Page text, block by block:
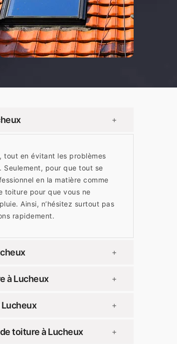
+
tout en évitant les problèmes
Seulement, pour que tout se
en la matière comme
toiture pour que vous ne
Ainsi, n’hésitez surtout pas
rapidement.
+
à Lucheux +
Lucheux +
toiture à Lucheux +